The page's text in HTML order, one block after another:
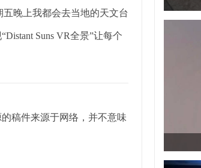
五晚上我都会去当地的天文台
Suns VR全景”让每个
稿件来源于网络，并不意味